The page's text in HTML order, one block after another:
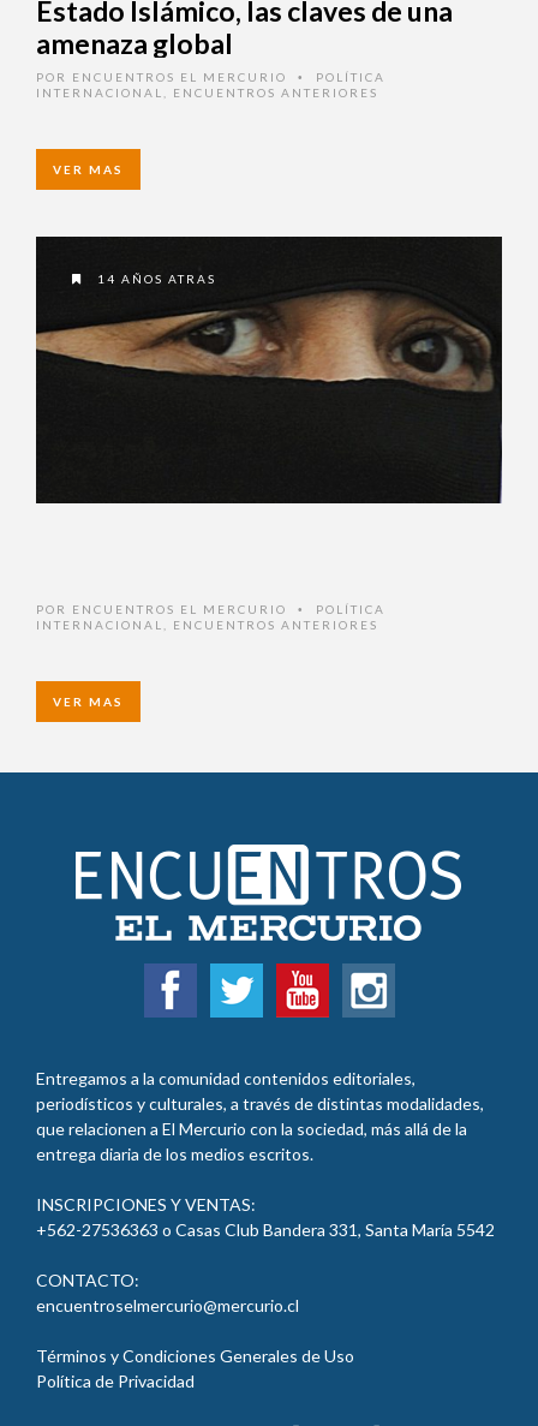
Estado Islámico, las claves de una
amenaza global
POR ENCUENTROS EL MERCURIO •
POLÍTICA
INTERNACIONAL
ENCUENTROS ANTERIORES
VER MAS
14 AÑOS ATRAS
POR ENCUENTROS EL MERCURIO •
POLÍTICA
INTERNACIONAL
ENCUENTROS ANTERIORES
VER MAS
Entregamos a la comunidad contenidos editoriales,
periodísticos y culturales, a través de distintas modalidades,
que relacionen a El Mercurio con la sociedad, más allá de la
entrega diaria de los medios escritos.
INSCRIPCIONES Y VENTAS:
+562-27536363 o Casas Club Bandera 331, Santa María 5542
CONTACTO:
encuentroselmercurio@mercurio.cl
Términos y Condiciones Generales de Uso
Política de Privacidad